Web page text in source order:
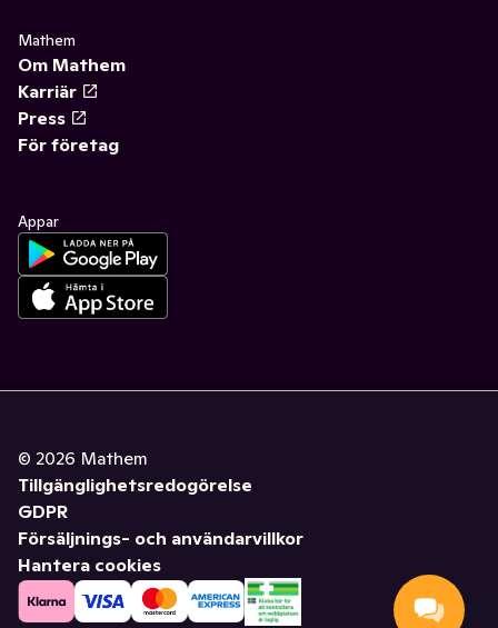
Mathem
Om Mathem
Karriär
Press
För företag
Appar
© 2026 Mathem
Tillgänglighetsredogörelse
GDPR
Försäljnings- och användarvillkor
Hantera cookies